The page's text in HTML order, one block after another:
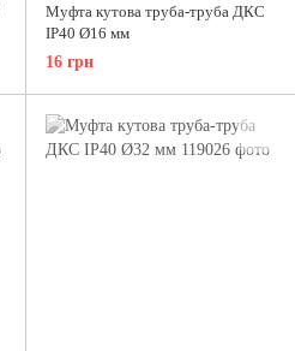
Муфта кутова труба-труба ДКС
IP40 Ø16 мм
16 грн